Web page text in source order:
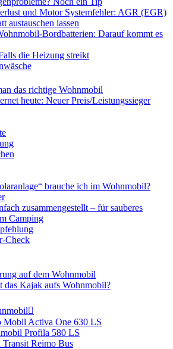
und Motor Systemfehler: AGR (EGR)
austauschen lassen
Bordbatterien: Darauf kommt es
die Heizung streikt
das richtige Wohnmobil
heute: Neuer Preis/Leistungssieger
brauche ich im Wohnmobil?
zusammengestellt – für sauberes
Camping
Check
auf dem Wohnmobil
das Kajak aufs Wohnmobil?
Mobil Activa One 630 LS
Profila 580 LS
Transit Reimo Bus